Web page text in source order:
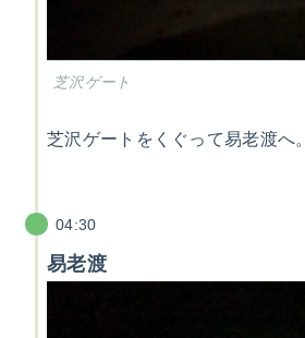
芝沢ゲート
芝沢ゲートをくぐって易老渡へ。
04:30
易老渡